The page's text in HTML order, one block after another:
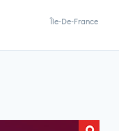
Île-De-France